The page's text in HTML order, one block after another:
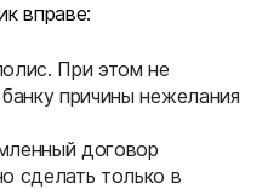
вправе:
При этом не
причины нежелания
договор
сделать только в